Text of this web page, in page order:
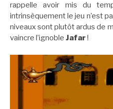
rappelle avoir mis du
intrinsèquement le jeu n’est
niveaux sont plutôt ardus de
vaincre l’ignoble Jafar!